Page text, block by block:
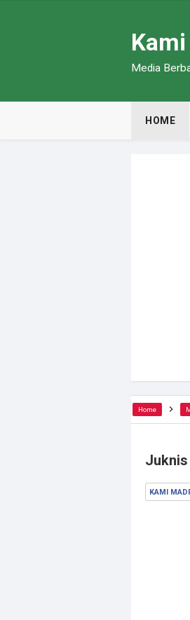
Media
HOME
Home
Juknis
KAMI